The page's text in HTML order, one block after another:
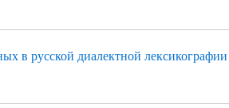
в русской диалектной